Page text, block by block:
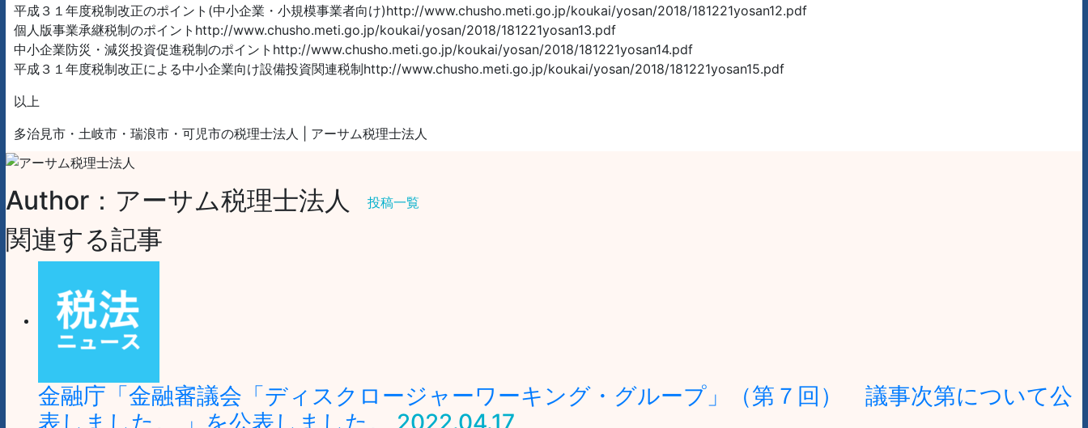
平成３１年度税制改正のポイント(中小企業・小規模事業者向け)http://www.chusho.meti.go.jp/koukai/yosan/2018/181221yosan12.pdf
個人版事業承継税制のポイントhttp://www.chusho.meti.go.jp/koukai/yosan/2018/181221yosan13.pdf
中小企業防災・減災投資促進税制のポイントhttp://www.chusho.meti.go.jp/koukai/yosan/2018/181221yosan14.pdf
平成３１年度税制改正による中小企業向け設備投資関連税制http://www.chusho.meti.go.jp/koukai/yosan/2018/181221yosan15.pdf
以上
多治見市・土岐市・瑞浪市・可児市の税理士法人 | アーサム税理士法人
Author：アーサム税理士法人 投稿一覧
関連する記事
金融庁「金融審議会「ディスクロージャーワーキング・グループ」（第７回） 議事次第について公
表しました。 」を公表しました。
2022.04.17